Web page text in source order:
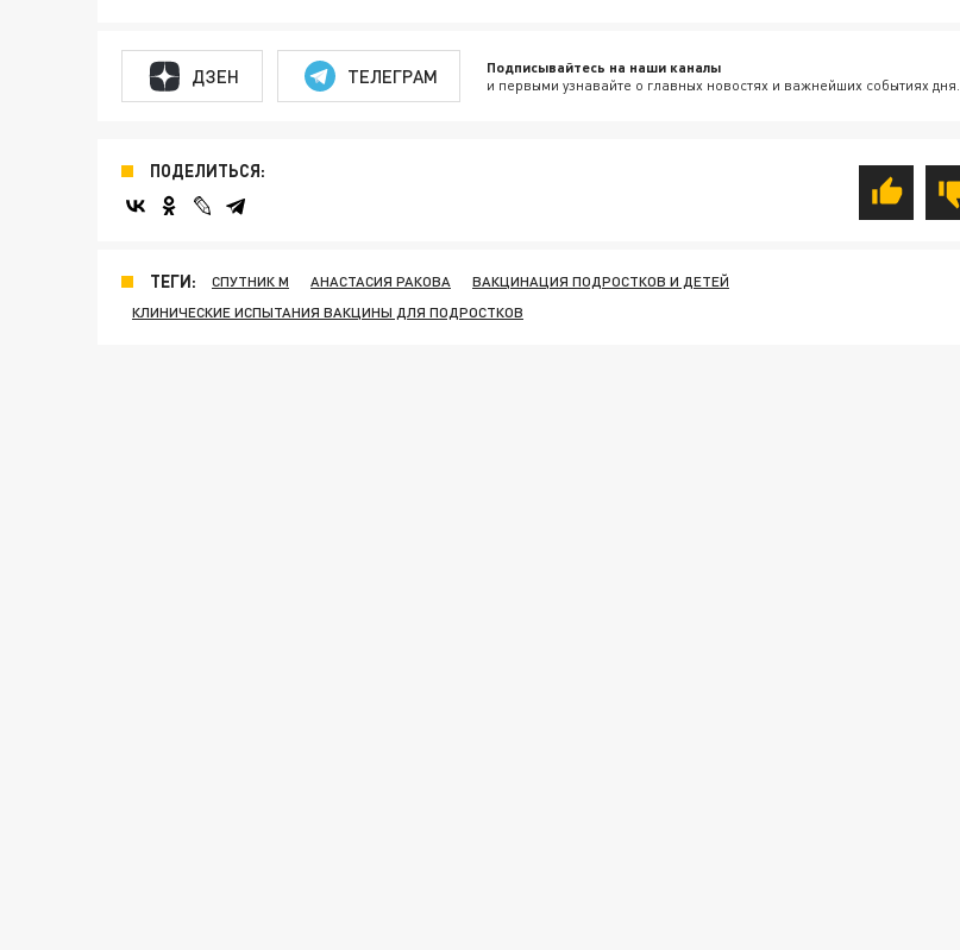
ДЗЕН ТЕЛЕГРАМ Подписывайтесь на наши каналы
и первыми узнавайте о главных новостях и важнейших событиях дня.
ПОДЕЛИТЬСЯ:
ТЕГИ: СПУТНИК M АНАСТАСИЯ РАКОВА
ВАКЦИНАЦИЯ ПОДРОСТКОВ И ДЕТЕЙ
КЛИНИЧЕСКИЕ ИСПЫТАНИЯ ВАКЦИНЫ ДЛЯ ПОДРОСТКОВ